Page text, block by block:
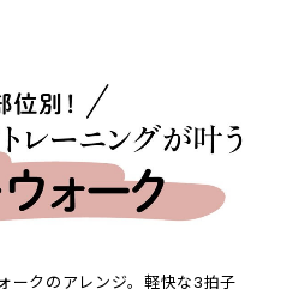
ークのアレンジ。軽快な3拍子